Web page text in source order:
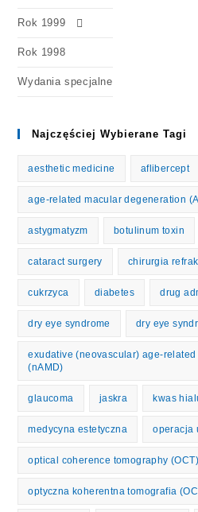
Rok 1999
Rok 1998
Wydania specjalne
Najczęściej Wybierane Tagi
aesthetic medicine aflibercept
age-related macular degeneration
astygmatyzm botulinum toxin
cataract surgery chirurgia
cukrzyca diabetes drug
dry eye syndrome dry eye
exudative (neovascular) age-
(nAMD)
glaucoma jaskra kwas
medycyna estetyczna operacja
optical coherence tomography (OCT)
optyczna koherentna tomografia